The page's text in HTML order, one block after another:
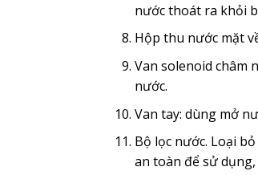
nước thoát ra khỏi
Hộp thu nước mặt
Van solenoid châm
nước.
Van tay: dùng mở
Bộ lọc nước. Loại
an toàn để sử